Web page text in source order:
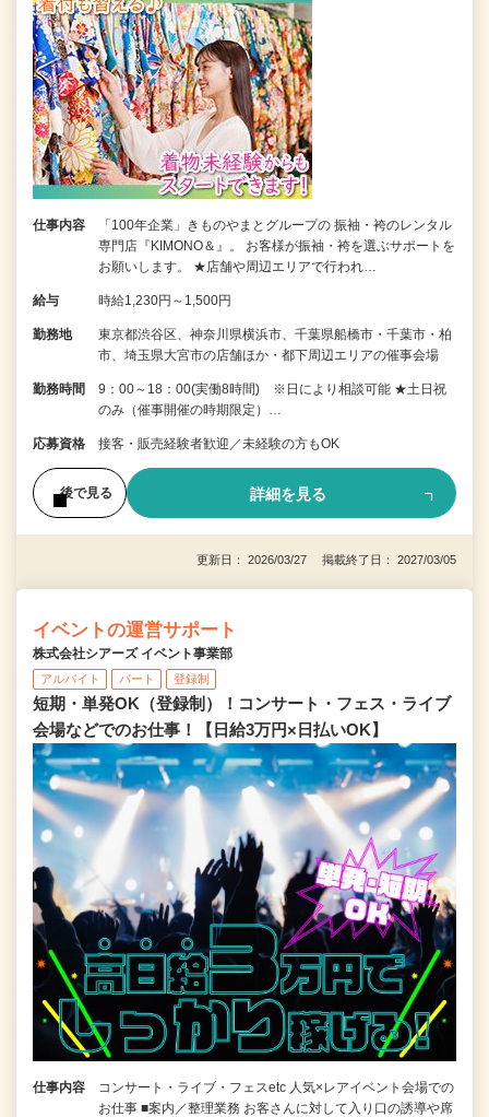
仕事内容
「100年企業」きものやまとグループの 振袖・袴のレンタル
専門店『KIMONO＆』。 お客様が振袖・袴を選ぶサポートを
お願いします。 ★店舗や周辺エリアで行われ…
給与 時給1,230円～1,500円
勤務地
東京都渋谷区、神奈川県横浜市、千葉県船橋市・千葉市・柏
市、埼玉県大宮市の店舗ほか・都下周辺エリアの催事会場
勤務時間
9：00～18：00(実働8時間) ※日により相談可能 ★土日祝
のみ（催事開催の時期限定）…
応募資格 接客・販売経験者歓迎／未経験の方もOK
後で見る 詳細を見る
更新日： 2026/03/27 掲載終了日： 2027/03/05
イベントの運営サポート
株式会社シアーズ イベント事業部
アルバイト パート 登録制
短期・単発OK（登録制）！コンサート・フェス・ライブ
会場などでのお仕事！【日給3万円×日払いOK】
仕事内容
コンサート・ライブ・フェスetc 人気×レアイベント会場での
お仕事 ■案内／整理業務 お客さんに対して入り口の誘導や席